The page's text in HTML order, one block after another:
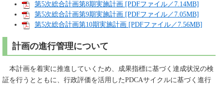
第5次総合計画第8期実施計画 [PDFファイル／7.14MB]
第5次総合計画第9期実施計画 [PDFファイル／7.05MB]
第5次総合計画第10期実施計画 [PDFファイル／7.56MB]
計画の進行管理について
本計画を着実に推進していくため、成果指標に基づく達成状況の検
証を行うとともに、行政評価を活用したPDCAサイクルに基づく進行